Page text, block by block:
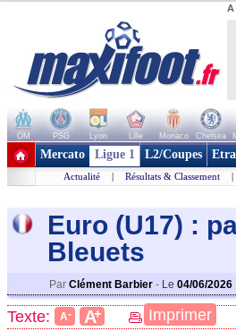
A
OM PSG Lyon Lille Monaco Chelsea
+ de clubs
Mercato Ligue 1 L2/Coupes
Actualité | Résultats & Classement |
Euro (U17) :
Bleuets
Par Clément Barbier - Le 04/06/2026
Texte: A- A+ Imprimer